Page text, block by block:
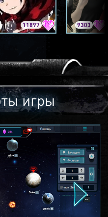
11897 9303
игры